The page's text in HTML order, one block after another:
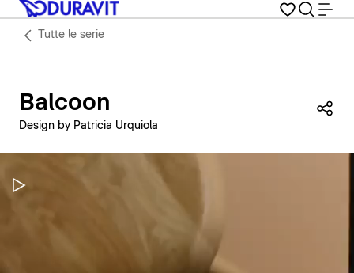
Tutte le serie
Balcoon
Design by Patricia Urquiola
Metti in pausa il video